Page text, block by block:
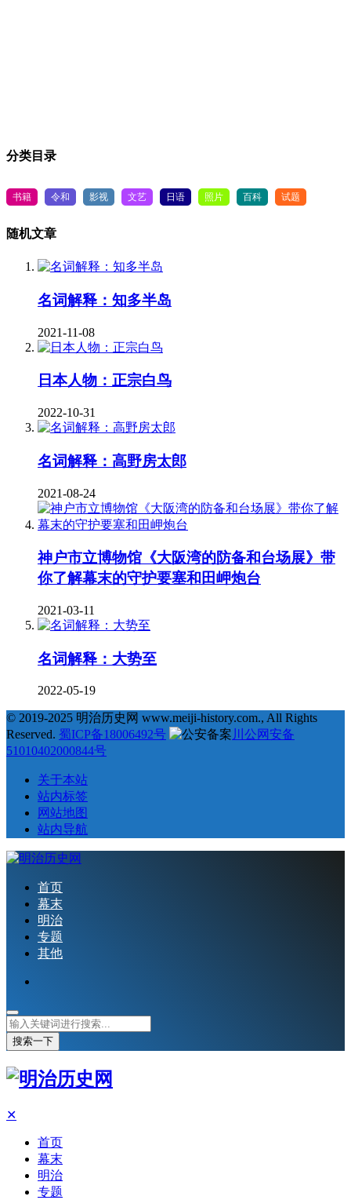
分类目录
书籍 令和 影视 文艺 日语 照片 百科 试题
随机文章
名词解释：知多半岛
2021-11-08
日本人物：正宗白鸟
2022-10-31
名词解释：高野房太郎
2021-08-24
神户市立博物馆《大阪湾的防备和台场展》带
你了解幕末的守护要塞和田岬炮台
2021-03-11
名词解释：大势至
2022-05-19
© 2019-2025 明治历史网 www.meiji-history.com., All Rights
Reserved. 蜀ICP备18006492号
川公网安备
51010402000844号
关于本站
站内标签
网站地图
站内导航
首页
幕末
明治
专题
其他
搜索一下
✕
首页
幕末
明治
专题